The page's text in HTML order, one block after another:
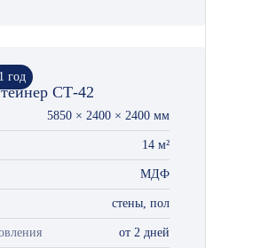
год
СТ-42
5850 × 2400 × 2400 мм
14 м²
МДФ
стены, пол
от 2 дней